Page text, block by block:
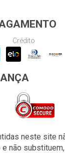
Crédito
neste site
não